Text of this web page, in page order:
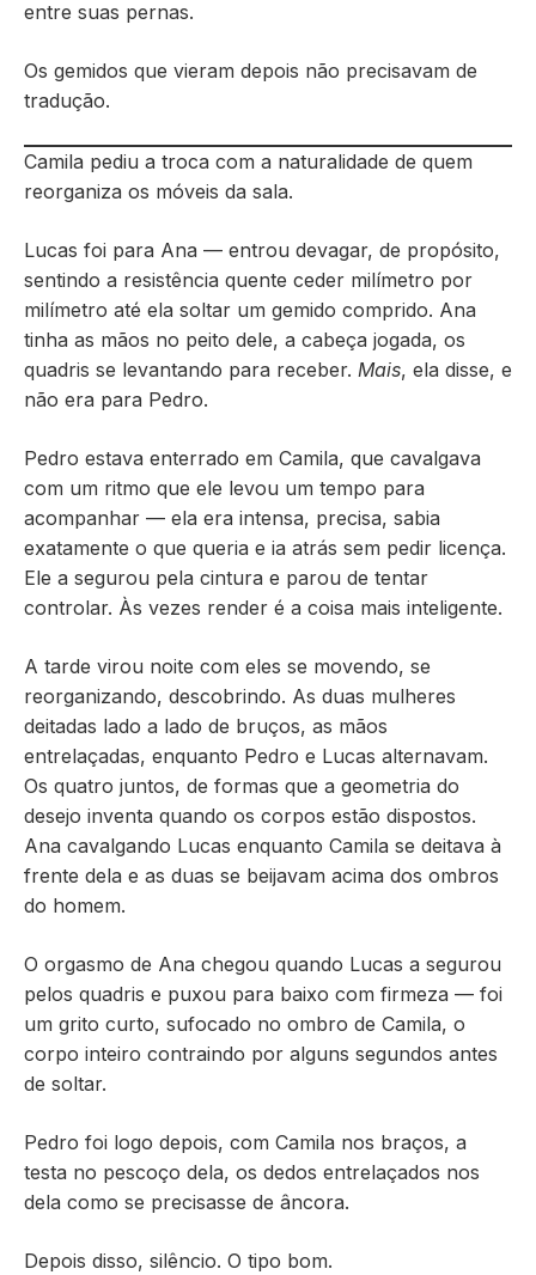
entre suas pernas.
Os gemidos que vieram depois não precisavam de
tradução.
Camila pediu a troca com a naturalidade de quem
reorganiza os móveis da sala.
Lucas foi para Ana — entrou devagar, de propósito,
sentindo a resistência quente ceder milímetro por
milímetro até ela soltar um gemido comprido. Ana
tinha as mãos no peito dele, a cabeça jogada, os
quadris se levantando para receber. Mais, ela disse, e
não era para Pedro.
Pedro estava enterrado em Camila, que cavalgava
com um ritmo que ele levou um tempo para
acompanhar — ela era intensa, precisa, sabia
exatamente o que queria e ia atrás sem pedir licença.
Ele a segurou pela cintura e parou de tentar
controlar. Às vezes render é a coisa mais inteligente.
A tarde virou noite com eles se movendo, se
reorganizando, descobrindo. As duas mulheres
deitadas lado a lado de bruços, as mãos
entrelaçadas, enquanto Pedro e Lucas alternavam.
Os quatro juntos, de formas que a geometria do
desejo inventa quando os corpos estão dispostos.
Ana cavalgando Lucas enquanto Camila se deitava à
frente dela e as duas se beijavam acima dos ombros
do homem.
O orgasmo de Ana chegou quando Lucas a segurou
pelos quadris e puxou para baixo com firmeza — foi
um grito curto, sufocado no ombro de Camila, o
corpo inteiro contraindo por alguns segundos antes
de soltar.
Pedro foi logo depois, com Camila nos braços, a
testa no pescoço dela, os dedos entrelaçados nos
dela como se precisasse de âncora.
Depois disso, silêncio. O tipo bom.